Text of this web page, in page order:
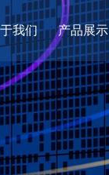
我们 产品展示